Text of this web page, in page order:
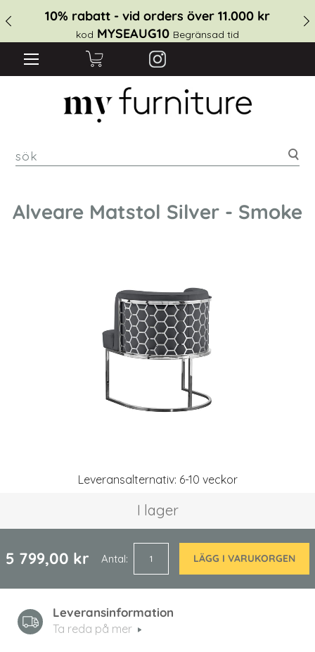
10% rabatt - vid orders över 11.000 kr
kod MYSEAUG10 Begränsad tid
Alveare Matstol Silver - Smoke
Leveransalternativ: 6-10 veckor
I lager
5 799,00 kr Antal LÄGG I VARUKORGEN
Leveransinformation
Ta reda på mer